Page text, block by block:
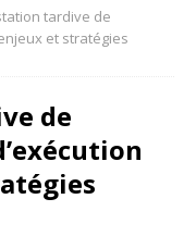
tardive de
et stratégies
de